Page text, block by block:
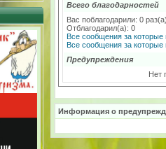
Всего благодарностей
Вас поблагодарили: 0
Отблагодарил(а): 0
Все сообщения за
Все сообщения за
Предупреждения
Нет
Информация о